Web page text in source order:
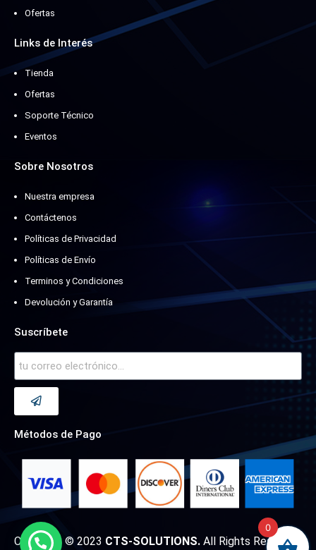
Ofertas
Links de Interés
Tienda
Ofertas
Soporte Técnico
Eventos
Sobre Nosotros
Nuestra empresa
Contáctenos
Políticas de Privacidad
Políticas de Envío
Terminos y Condiciones
Devolución y Garantía
Suscríbete
Métodos de Pago
Copyright © 2023 CTS-SOLUTIONS.All Rights Reserved.
0